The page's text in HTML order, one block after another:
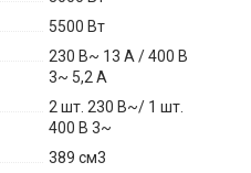
5500 Вт
230 В~ 13 А / 400 В
3~ 5,2 А
2 шт. 230 В~/ 1 шт.
400 В 3~
389 см3